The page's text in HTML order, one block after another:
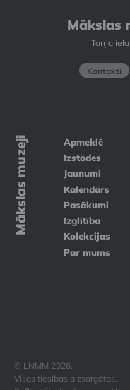
Mākslas
Torņa
Kontakti
Mākslas muzeji
Apmeklē
Izstādes
Jaunumi
Kalendārs
Pasākumi
Izglītība
Kolekcijas
Par mums
© LNMM 2026.
Visas tiesības aizsargātas.